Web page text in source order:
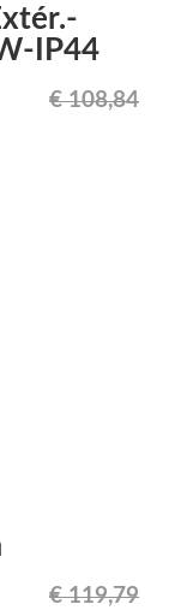
IP44
€108,84
€119,79